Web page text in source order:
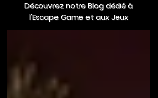
Découvrez notre Blog dédié à
l'Escape Game et aux Jeux